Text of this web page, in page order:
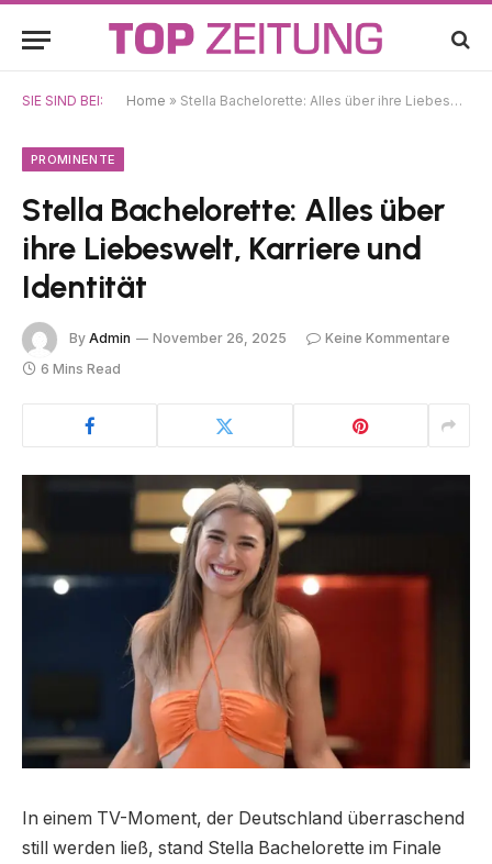
SIE SIND BEI: Home » Stella Bachelorette: Alles über ihre Liebeswelt, Karriere und Identität
PROMINENTE
Stella Bachelorette: Alles über
ihre Liebeswelt, Karriere und
Identität
By Admin November 26, 2025
Keine Kommentare
6 Mins Read
In einem TV-Moment, der Deutschland überraschend
still werden ließ, stand Stella Bachelorette im Finale